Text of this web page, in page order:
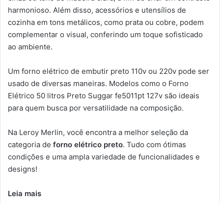
harmonioso. Além disso, acessórios e utensílios de
cozinha em tons metálicos, como prata ou cobre, podem
complementar o visual, conferindo um toque sofisticado
ao ambiente.
Um forno elétrico de embutir preto 110v ou 220v pode ser
usado de diversas maneiras. Modelos como o Forno
Elétrico 50 litros Preto Suggar fe5011pt 127v são ideais
para quem busca por versatilidade na composição.
Na Leroy Merlin, você encontra a melhor seleção da
categoria de forno elétrico preto. Tudo com ótimas
condições e uma ampla variedade de funcionalidades e
designs!
Leia mais